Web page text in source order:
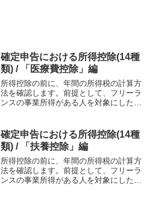
確定申告における所得控除(14種
類) / 「医療費控除」編
所得控除の前に、年間の所得税の計算方
法を確認します。前提として、フリーラ
ンスの事業所得がある人を対象にした説
得控除×税率＝年間の所得税（収入-経費-
青色控除）は事業...
確定申告における所得控除(14種
類) / 「扶養控除」編
所得控除の前に、年間の所得税の計算方
法を確認します。前提として、フリーラ
ンスの事業所得がある人を対象にした説